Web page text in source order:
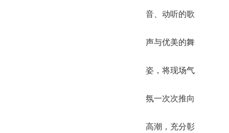
音、动听的歌
声与优美的舞
姿，将现场气
氛一次次推向
高潮，充分彰